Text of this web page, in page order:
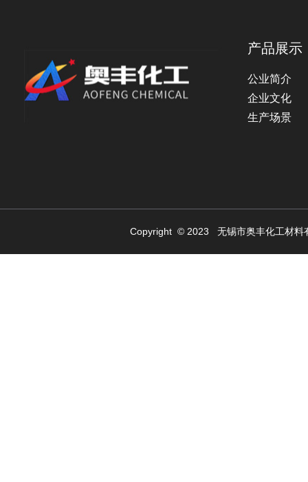
产品展示
公业简介
企业文化
生产场景
Copyright © 2023 无锡市奥丰化工材